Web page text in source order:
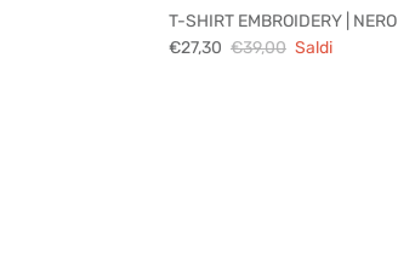
T-SHIRT EMBROIDERY | NERO
€27,30 €39,00 Saldi